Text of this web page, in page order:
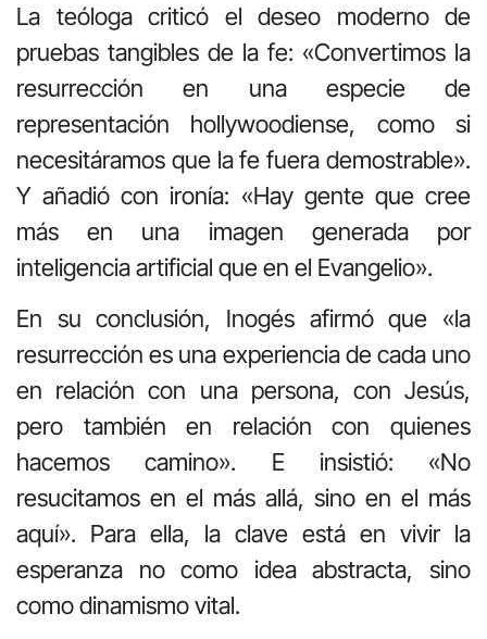
La teóloga criticó el deseo moderno de
pruebas tangibles de la fe: «Convertimos la
resurrección en una especie de
representación hollywoodiense, como si
necesitáramos que la fe fuera demostrable».
Y añadió con ironía: «Hay gente que cree
más en una imagen generada por
inteligencia artificial que en el Evangelio».
En su conclusión, Inogés afirmó que «la
resurrección es una experiencia de cada uno
en relación con una persona, con Jesús,
pero también en relación con quienes
hacemos camino». E insistió: «No
resucitamos en el más allá, sino en el más
aquí». Para ella, la clave está en vivir la
esperanza no como idea abstracta, sino
como dinamismo vital.